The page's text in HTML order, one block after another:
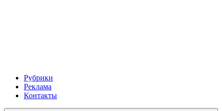
Рубрики
Реклама
Контакты